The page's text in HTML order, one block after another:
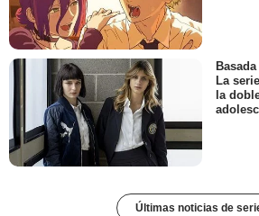
La
la
Últimas noticias de